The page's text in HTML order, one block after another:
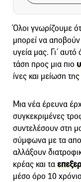
Όλοι γνωρίζουμε
μπορεί να
υγεία μας. Γι΄
τάση προς μια πιο
ίνες και μείωση
Μια νέα έρευνα
συγκεκριμένες
συντελέσουν στη
σύμφωνα με τα
αλλάξουν
κρέας και τα
μέσο όρο 10